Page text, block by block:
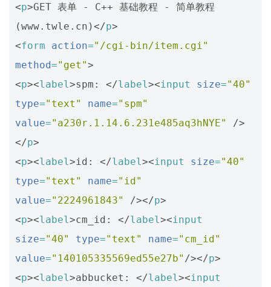
<p>GET 表单 - C++ 基础教程 - 简单教程
(www.twle.cn)</p>
<form action="/cgi-bin/item.cgi"
method="get">
<p><label>spm: </label><input size="40"
type="text" name="spm"
value="a230r.1.14.6.231e485aq3hNYE"
/>
</p>
<p><label>id: </label><input size="40"
type="text" name="id"
value="2224961843" /></p>
<p><label>cm_id: </label><input
size="40" type="text" name="cm_id"
value="140105335569ed55e27b" /></p>
<p><label>abbucket: </label><input